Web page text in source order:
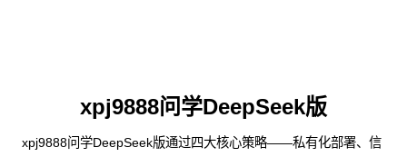
xpj9888问学DeepSeek版
xpj9888问学DeepSeek版通过四大核心策略——私有化部署、信